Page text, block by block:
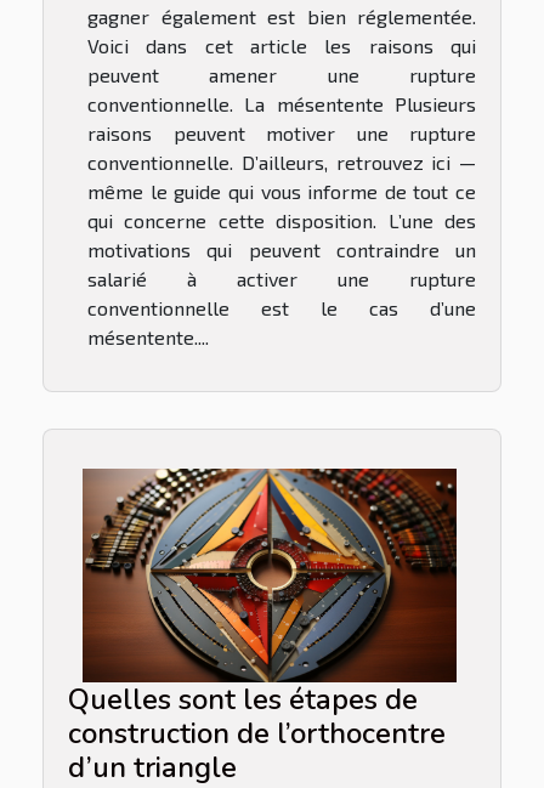
gagner également est bien réglementée.
Voici dans cet article les raisons qui
peuvent amener une rupture
conventionnelle. La mésentente Plusieurs
raisons peuvent motiver une rupture
conventionnelle. D’ailleurs, retrouvez ici —
même le guide qui vous informe de tout ce
qui concerne cette disposition. L’une des
motivations qui peuvent contraindre un
salarié à activer une rupture
conventionnelle est le cas d’une
mésentente....
Quelles sont les étapes de
construction de l’orthocentre
d’un triangle